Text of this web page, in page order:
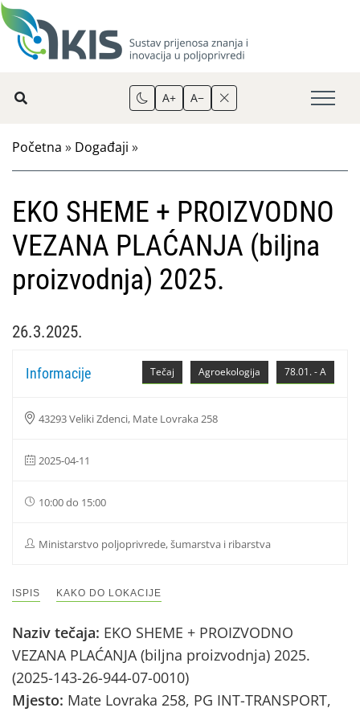
A+ A−
Početna » Događaji »
EKO SHEME + PROIZVODNO
VEZANA PLAĆANJA (biljna
proizvodnja) 2025.
26.3.2025.
78.01. - A
Agroekologija
Tečaj
Informacije
43293 Veliki Zdenci, Mate Lovraka 258
2025-04-11
10:00 do 15:00
Ministarstvo poljoprivrede, šumarstva i ribarstva
ISPIS KAKO DO LOKACIJE
Naziv tečaja: EKO SHEME + PROIZVODNO
VEZANA PLAĆANJA (biljna proizvodnja) 2025.
(2025-143-26-944-07-0010)
Mjesto: Mate Lovraka 258, PG INT-TRANSPORT,